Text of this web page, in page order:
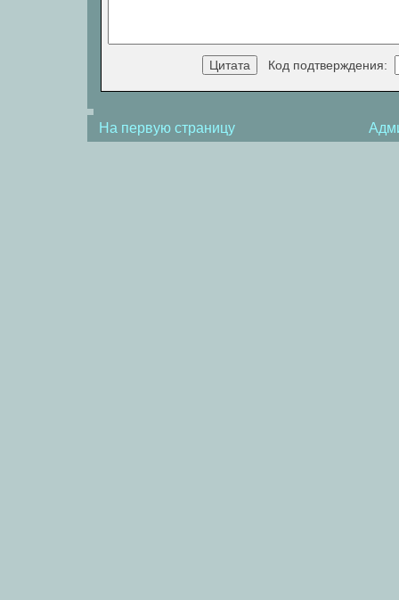
Код подтверждения:
На первую страницу